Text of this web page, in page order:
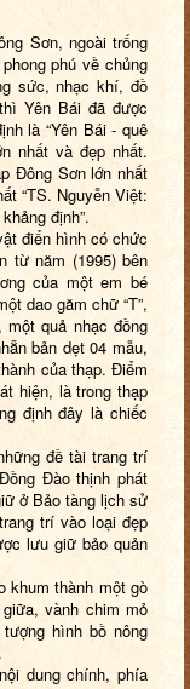
Sơn, ngoài trống
phú về chủng
sức, nhạc khí, đồ
Yên Bái đã được
là “Yên Bái - quê
nhất và đẹp nhất.
Đông Sơn lớn nhất
“TS. Nguyễn Việt:
định”.
điển hình có chức
từ năm (1995) bên
của một em bé
dao găm chữ “T”,
quả nhạc đồng
bản dẹt 04 mẫu,
của thạp. Điểm
hiện, là trong thạp
định đây là chiếc
đề tài trang trí
Đào thịnh phát
ở Bảo tàng lịch sử
trí vào loại đẹp
lưu giữ bảo quản
khum thành một gò
vành chim mỏ
hình bồ nông
dung chính, phía